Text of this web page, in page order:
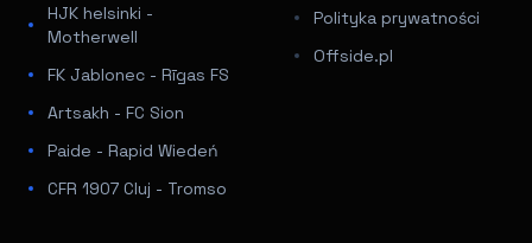
HJK helsinki -
Motherwell
FK Jablonec - Rīgas FS
Artsakh - FC Sion
Paide - Rapid Wiedeń
CFR 1907 Cluj - Tromso
Polityka prywatności
Offside.pl